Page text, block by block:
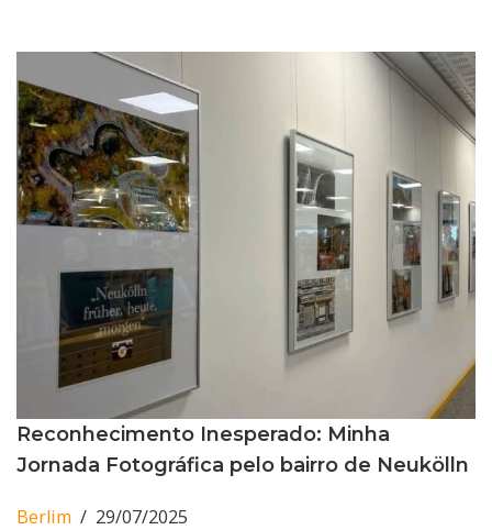
Reconhecimento Inesperado: Minha
Jornada Fotográfica pelo bairro de Neukölln
Berlim 29/07/2025